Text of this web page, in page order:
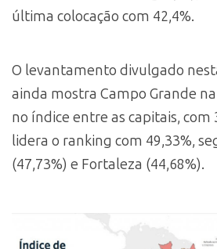
última colocação com 42,4%.
O levantamento divulgado
ainda mostra Campo Grande
no índice entre as capitais, com
lidera o ranking com 49,33%,
(47,73%) e Fortaleza (44,68%).